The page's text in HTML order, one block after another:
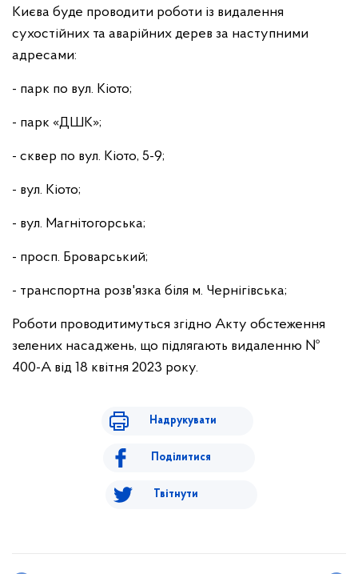
Києва буде проводити роботи із видалення
сухостійних та аварійних дерев за наступними
адресами:
- парк по вул. Кіото;
- парк «ДШК»;
- сквер по вул. Кіото, 5-9;
- вул. Кіото;
- вул. Магнітогорська;
- просп. Броварський;
- транспортна розв'язка біля м. Чернігівська;
Роботи проводитимуться згідно Акту обстеження
зелених насаджень, що підлягають видаленню №
400-А від 18 квітня 2023 року.
Надрукувати
Поділитися
Твітнути